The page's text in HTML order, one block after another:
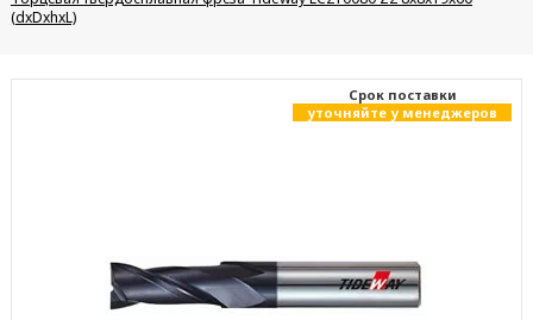
(dxDxhxL)
Cрок поставки
уточняйте у менеджеров